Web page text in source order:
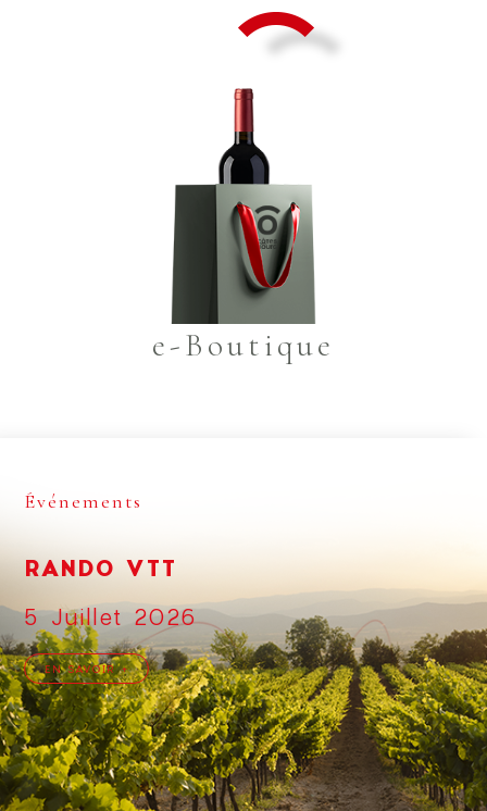
e-Boutique
Événements
RANDO VTT
5 Juillet 2026
EN SAVOIR +